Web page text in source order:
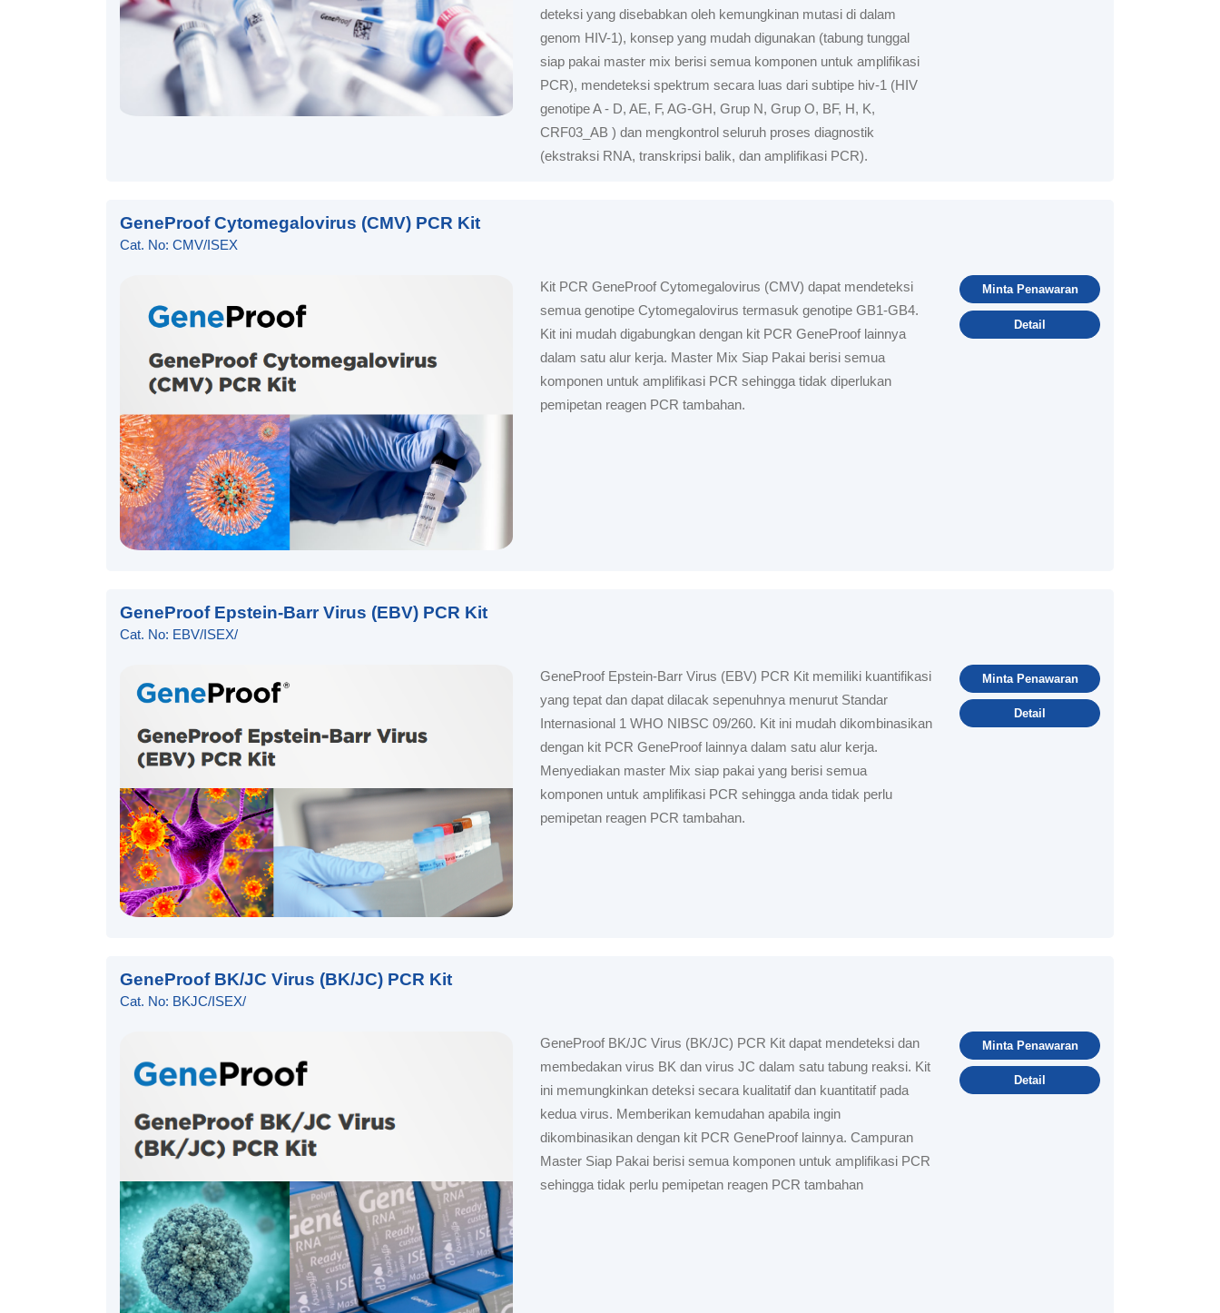
deteksi yang disebabkan oleh kemungkinan mutasi di dalam
genom HIV-1), konsep yang mudah digunakan (tabung tunggal
siap pakai master mix berisi semua komponen untuk amplifikasi
PCR), mendeteksi spektrum secara luas dari subtipe hiv-1 (HIV
genotipe A - D, AE, F, AG-GH, Grup N, Grup O, BF, H, K,
CRF03_AB ) dan mengkontrol seluruh proses diagnostik
(ekstraksi RNA, transkripsi balik, dan amplifikasi PCR).
GeneProof Cytomegalovirus (CMV) PCR Kit
Cat. No: CMV/ISEX
Kit PCR GeneProof Cytomegalovirus (CMV) dapat mendeteksi
semua genotipe Cytomegalovirus termasuk genotipe GB1-GB4.
Kit ini mudah digabungkan dengan kit PCR GeneProof lainnya
dalam satu alur kerja. Master Mix Siap Pakai berisi semua
komponen untuk amplifikasi PCR sehingga tidak diperlukan
pemipetan reagen PCR tambahan.
Minta Penawaran
Detail
GeneProof Epstein-Barr Virus (EBV) PCR Kit
Cat. No: EBV/ISEX/
GeneProof Epstein-Barr Virus (EBV) PCR Kit memiliki kuantifikasi
yang tepat dan dapat dilacak sepenuhnya menurut Standar
Internasional 1 WHO NIBSC 09/260. Kit ini mudah dikombinasikan
dengan kit PCR GeneProof lainnya dalam satu alur kerja.
Menyediakan master Mix siap pakai yang berisi semua
komponen untuk amplifikasi PCR sehingga anda tidak perlu
pemipetan reagen PCR tambahan.
Minta Penawaran
Detail
GeneProof BK/JC Virus (BK/JC) PCR Kit
Cat. No: BKJC/ISEX/
GeneProof BK/JC Virus (BK/JC) PCR Kit dapat mendeteksi dan
membedakan virus BK dan virus JC dalam satu tabung reaksi. Kit
ini memungkinkan deteksi secara kualitatif dan kuantitatif pada
kedua virus. Memberikan kemudahan apabila ingin
dikombinasikan dengan kit PCR GeneProof lainnya. Campuran
Master Siap Pakai berisi semua komponen untuk amplifikasi PCR
sehingga tidak perlu pemipetan reagen PCR tambahan
Minta Penawaran
Detail